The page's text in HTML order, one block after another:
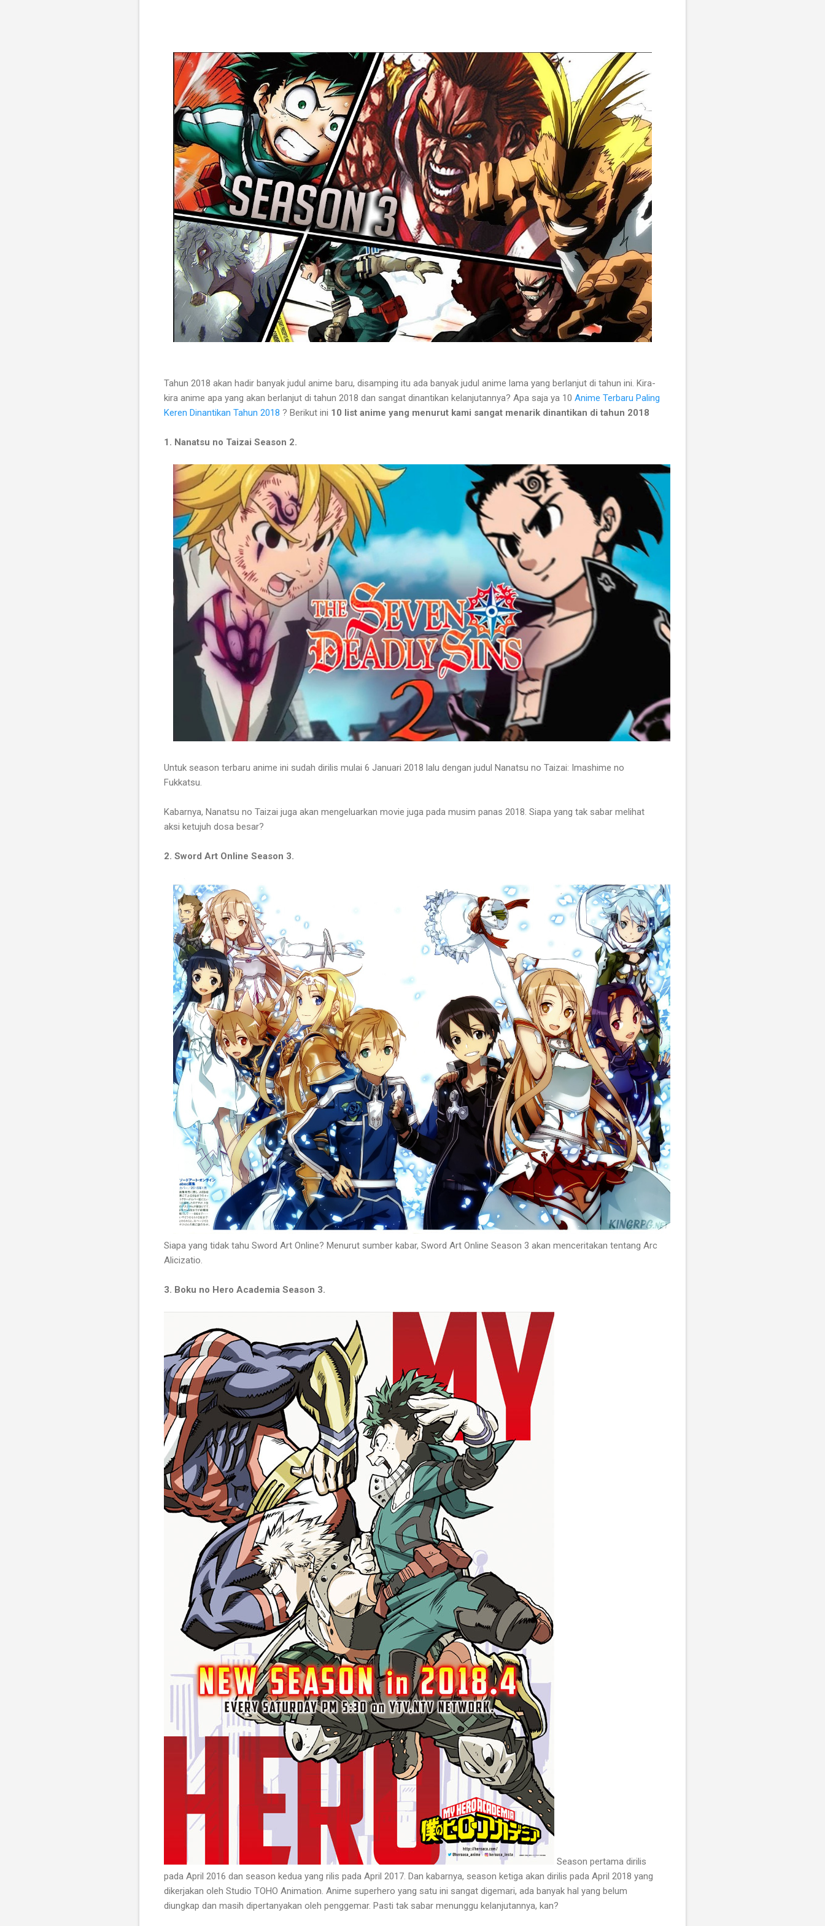
Tahun 2018 akan hadir banyak judul anime baru, disamping itu ada banyak judul anime lama yang berlanjut di tahun ini. Kira-
kira anime apa yang akan berlanjut di tahun 2018 dan sangat dinantikan kelanjutannya? Apa saja ya 10 Anime Terbaru Paling
Keren Dinantikan Tahun 2018 ? Berikut ini 10 list anime yang menurut kami sangat menarik dinantikan di tahun 2018
1. Nanatsu no Taizai Season 2.
Untuk season terbaru anime ini sudah dirilis mulai 6 Januari 2018 lalu dengan judul Nanatsu no Taizai: Imashime no
Fukkatsu.
Kabarnya, Nanatsu no Taizai juga akan mengeluarkan movie juga pada musim panas 2018. Siapa yang tak sabar melihat
aksi ketujuh dosa besar?
2. Sword Art Online Season 3.
Siapa yang tidak tahu Sword Art Online? Menurut sumber kabar, Sword Art Online Season 3 akan menceritakan tentang Arc
Alicizatio.
3. Boku no Hero Academia Season 3.
Season pertama dirilis
pada April 2016 dan season kedua yang rilis pada April 2017. Dan kabarnya, season ketiga akan dirilis pada April 2018 yang
dikerjakan oleh Studio TOHO Animation. Anime superhero yang satu ini sangat digemari, ada banyak hal yang belum
diungkap dan masih dipertanyakan oleh penggemar. Pasti tak sabar menunggu kelanjutannya, kan?